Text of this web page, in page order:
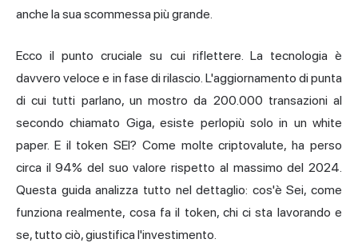
anche la sua scommessa più grande.
Ecco il punto cruciale su cui riflettere. La tecnologia è
davvero veloce e in fase di rilascio. L'aggiornamento di punta
di cui tutti parlano, un mostro da 200.000 transazioni al
secondo chiamato Giga, esiste perlopiù solo in un white
paper. E il token SEI? Come molte criptovalute, ha perso
circa il 94% del suo valore rispetto al massimo del 2024.
Questa guida analizza tutto nel dettaglio: cos'è Sei, come
funziona realmente, cosa fa il token, chi ci sta lavorando e
se, tutto ciò, giustifica l'investimento.